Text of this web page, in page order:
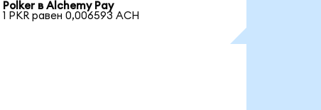
Polker в Alchemy Pay
1 PKR равен 0,006593 ACH